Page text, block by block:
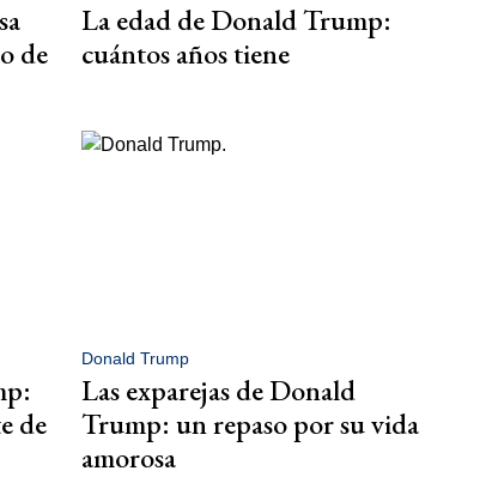
de
La edad de Donald Trump:
cuántos años tiene
de
Donald Trump
Las exparejas de Donald
Trump: un repaso por su vida
amorosa